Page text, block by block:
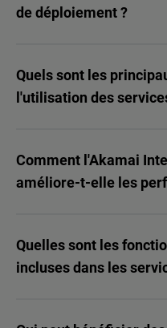
de déploiement ?
Quels sont les
l'utilisation des
Comment l'Akamai
améliore-t-elle les
Quelles sont les
incluses dans les